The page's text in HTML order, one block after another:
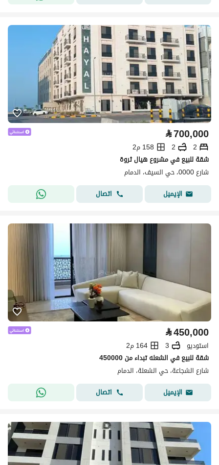
⃁700,000
2
2
158 م2
شقة للبيع في مشروع هيال ثروة
شارع 0000، حي السيف، الدمام
الإيميل
اتصال
⃁450,000
استوديو 3
164 م2
شقة للبيع في الشعله تبداء من 450000
شارع الشجاعة، حي الشعلة، الدمام
الإيميل
اتصال